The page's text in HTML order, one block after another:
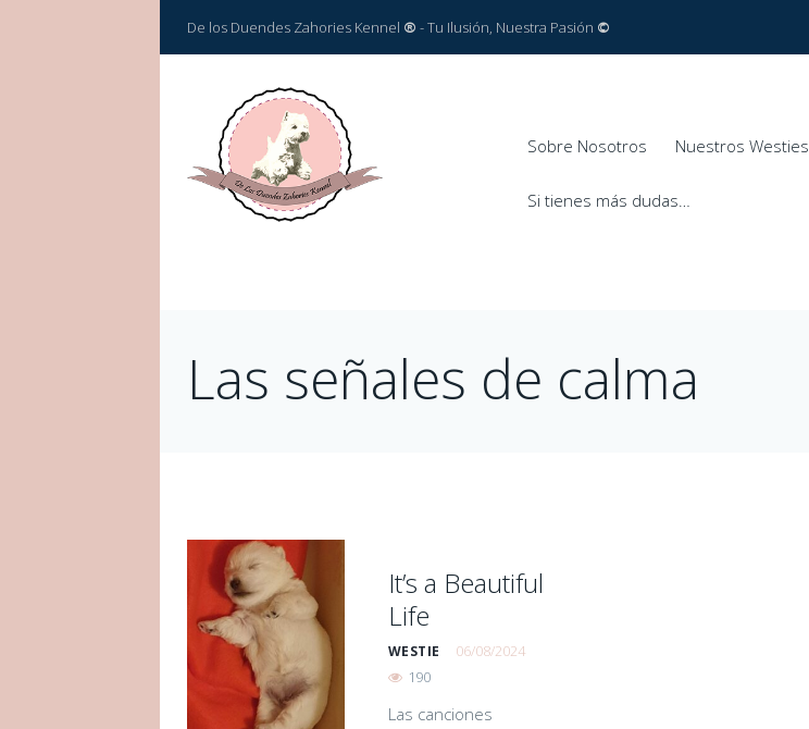
De los Duendes Zahories Kennel ® - Tu Ilusión, Nuestra Pasión ©
Sobre Nosotros Nuestros Westies
Si tienes más dudas…
Las señales de calma
It’s a Beautiful
Life
WESTIE
06/08/2024
190
Las canciones